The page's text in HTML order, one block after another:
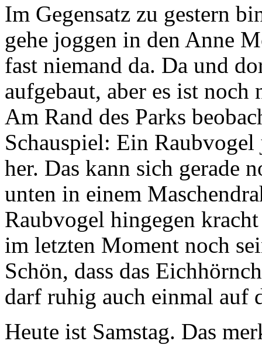
Im Gegensatz zu gestern
gehe joggen in den Anne
fast niemand da. Da und
aufgebaut, aber es ist
Am Rand des Parks
Schauspiel: Ein
her. Das kann sich gerade
unten in einem
Raubvogel hingegen
im letzten Moment noch
Schön, dass das
darf ruhig auch einmal auf
Heute ist Samstag. Das